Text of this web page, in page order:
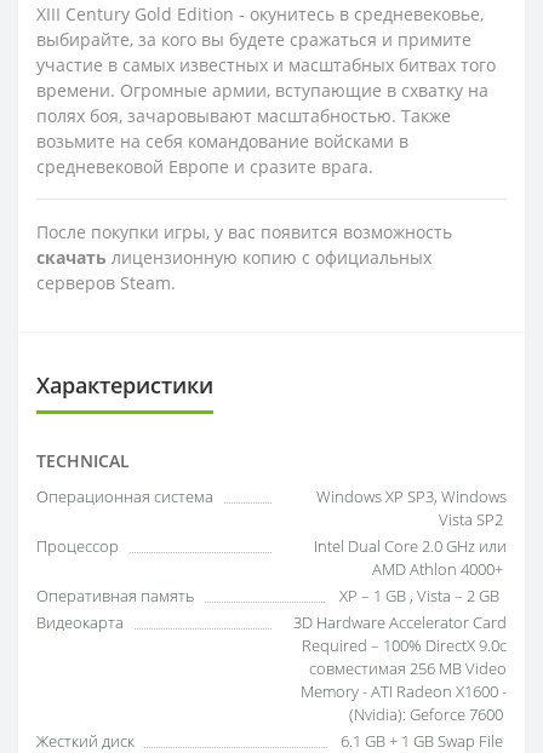
XIII Century Gold Edition - окунитесь в средневековье,
выбирайте, за кого вы будете сражаться и примите
участие в самых известных и масштабных битвах того
времени. Огромные армии, вступающие в схватку на
полях боя, зачаровывают масштабностью. Также
возьмите на себя командование войсками в
средневековой Европе и сразите врага.
После покупки игры, у вас появится возможность
скачать лицензионную копию с официальных
серверов Steam.
Характеристики
TECHNICAL
Операционная система
Windows XP SP3, Windows
Vista SP2
Процессор
Intel Dual Core 2.0 GHz или
AMD Athlon 4000+
Оперативная память
XP – 1 GB , Vista – 2 GB
Видеокарта
3D Hardware Accelerator Card
Required – 100% DirectX 9.0c
совместимая 256 MB Video
Memory - ATI Radeon X1600 -
(Nvidia): Geforce 7600
Жесткий диск
6.1 GB + 1 GB Swap File